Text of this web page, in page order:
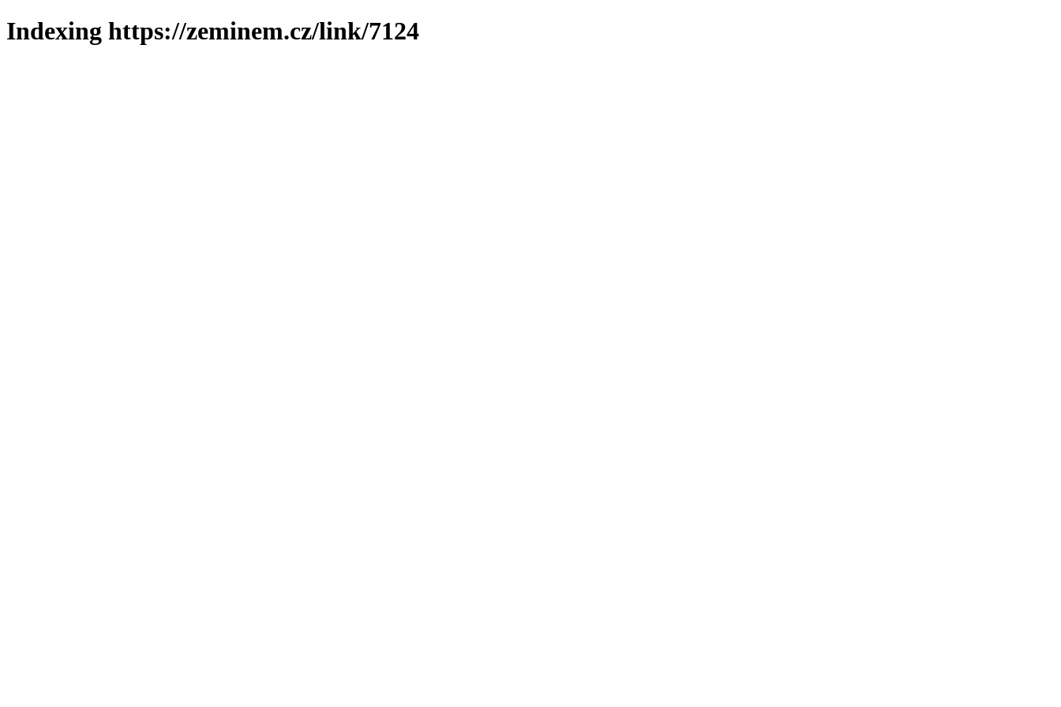
Indexing https://zeminem.cz/link/7124